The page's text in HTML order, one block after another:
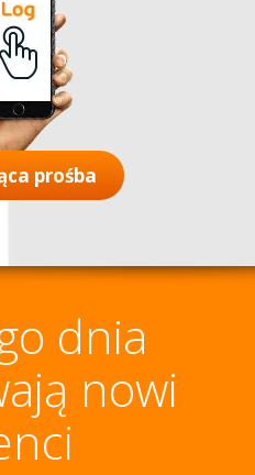
prośba
dnia
nowi